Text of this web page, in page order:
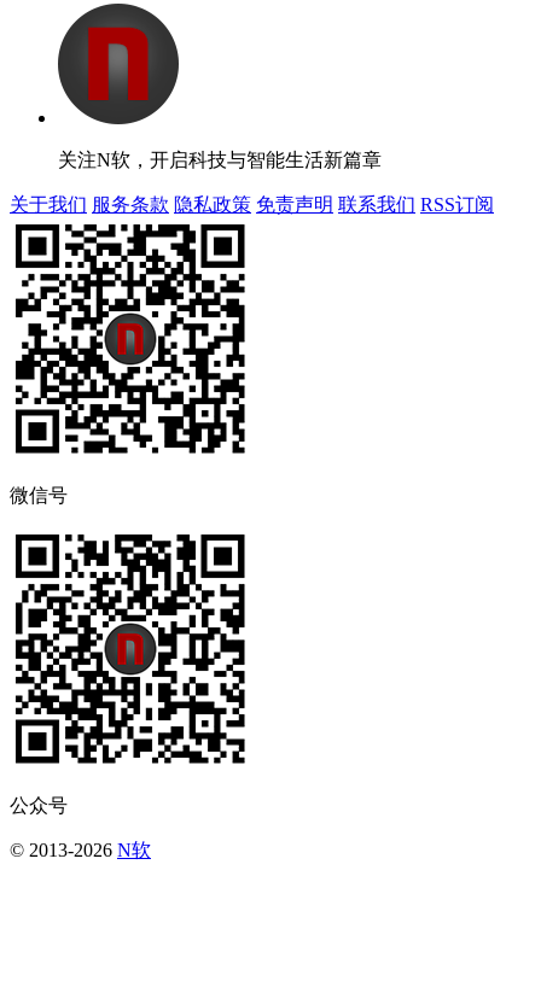
关注N软，开启科技与智能生活新篇章
关于我们 服务条款 隐私政策 免责声明 联系我们 RSS订阅
微信号
公众号
© 2013-2026 N软